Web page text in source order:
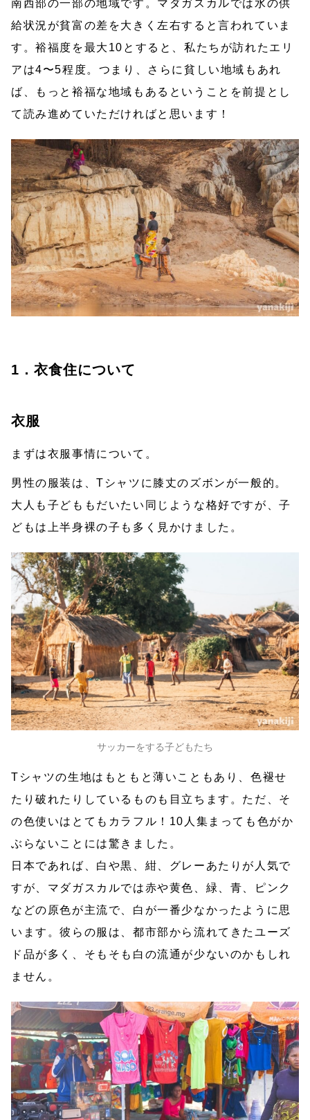
南西部の一部の地域です。マダガスカルでは水の供
給状況が貧富の差を大きく左右すると言われていま
す。裕福度を最大10とすると、私たちが訪れたエリ
アは4〜5程度。つまり、さらに貧しい地域もあれ
ば、もっと裕福な地域もあるということを前提とし
て読み進めていただければと思います！
1．衣食住について
衣服
まずは衣服事情について。
男性の服装は、Tシャツに膝丈のズボンが一般的。
大人も子どももだいたい同じような格好ですが、子
どもは上半身裸の子も多く見かけました。
サッカーをする子どもたち
Tシャツの生地はもともと薄いこともあり、色褪せ
たり破れたりしているものも目立ちます。ただ、そ
の色使いはとてもカラフル！10人集まっても色がか
ぶらないことには驚きました。
日本であれば、白や黒、紺、グレーあたりが人気で
すが、マダガスカルでは赤や黄色、緑、青、ピンク
などの原色が主流で、白が一番少なかったように思
います。彼らの服は、都市部から流れてきたユーズ
ド品が多く、そもそも白の流通が少ないのかもしれ
ません。